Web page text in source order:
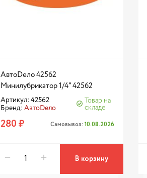
АвтоDело 42562
Минилубрикатор 1/4" 42562
Артикул: 42562
Бренд: АвтоDело
Товар на
складе
280 ₽ Самовывоз: 10.08.2026
В корзину